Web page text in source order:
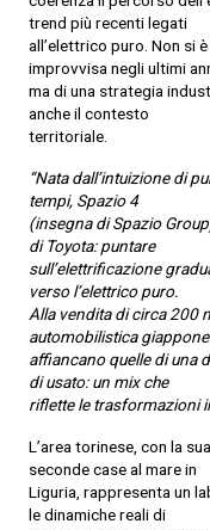
trend più recenti legati
all’elettrico puro. Non si
improvvisa negli ultimi
ma di una strategia
anche il contesto
territoriale.
“Nata dall’intuizione di
tempi, Spazio 4
(insegna di Spazio
di Toyota: puntare
sull’elettrificazione
verso l’elettrico puro.
Alla vendita di circa 200
automobilistica
affiancano quelle di una
di usato: un mix che
riflette le trasformazioni
L’area torinese, con la
seconde case al mare in
Liguria, rappresenta un
le dinamiche reali di